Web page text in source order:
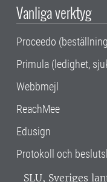
Vanliga verktyg
Proceedo
Primula (ledighet,
Webbmejl
ReachMee
Edusign
Protokoll och
SLU, Sveriges